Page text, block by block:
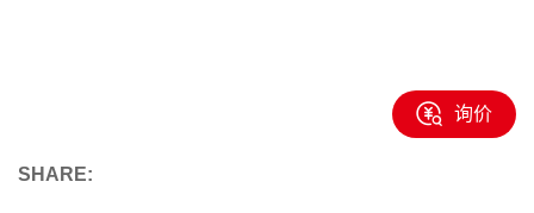
询价
SHARE: